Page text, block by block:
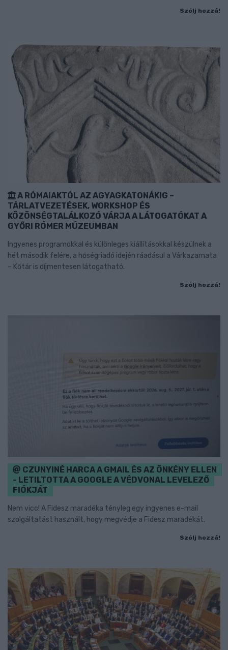
Szólj hozzá!
A RÓMAIAKTÓL AZ AGYAGKATONÁKIG –
TÁRLATVEZETÉSEK, WORKSHOP ÉS
KÖZÖNSÉGTALÁLKOZÓ VÁRJA A LÁTOGATÓKAT A
GYŐRI RÓMER MÚZEUMBAN
Ingyenes programokkal és különleges kiállításokkal készülnek a
hét második felére, a hőségriadó idején ráadásul a Várkazamata
– Kőtár is díjmentesen látogatható.
Szólj hozzá!
CZUNYINÉ HARCA A GMAIL ÉS AZ ÖNKÉNY ELLEN
- LETILTOTTA A GOOGLE A VÉDVONAL LEVELEZŐ
FIÓKJÁT
Nem vicc! A Fidesz maradéka tényleg egy ingyenes e-mail
szolgáltatást használt, hogy megvédje a Fidesz maradékát.
Szólj hozzá!